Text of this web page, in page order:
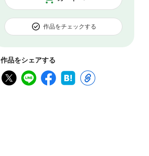
作品をチェックする
作品をシェアする